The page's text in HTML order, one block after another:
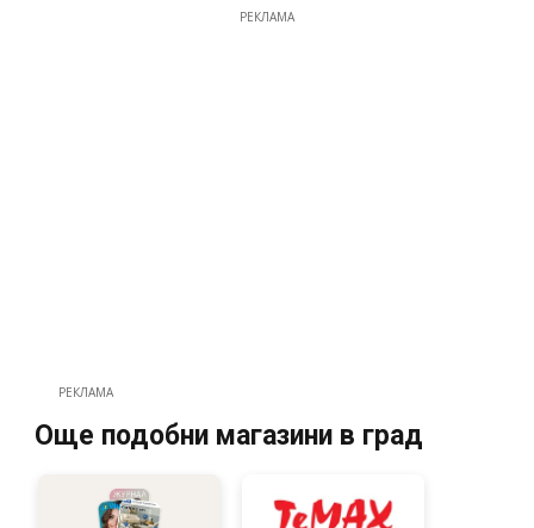
РЕКЛАМА
РЕКЛАМА
Още подобни магазини в град